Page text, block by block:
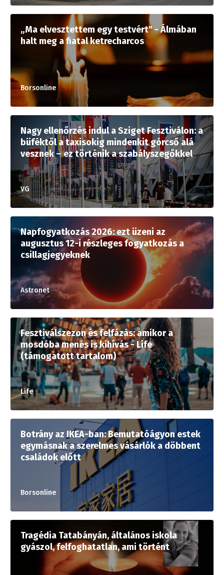
„Ma elvesztettem egy testvért" - Álmában
halt meg a fiatal ketrecharcos
Borsonline
Nagy ellenőrzés indul a Sziget Fesztiválon: a
büféktől a taxisokig mindenkit górcső alá
vesznek – ez történik a szabályszegőkkel
VG
Napfogyatkozás 2026: ezt üzeni az
augusztus 12-i részleges fogyatkozás a
csillagjegyeknek
Astronet
Fesztiválszezon és felfázás: amikor a
mosdóba menés is kihívás - Life
(támogatott tartalom)
Life
Botrány az IKEA-ban: Bemutatóágyon estek
egymásnak a szerelmes vásárlók a döbbent
családok előtt
Borsonline
Tragédia Tatabányán, általános iskola
gyászol, felfoghatatlan, ami történt